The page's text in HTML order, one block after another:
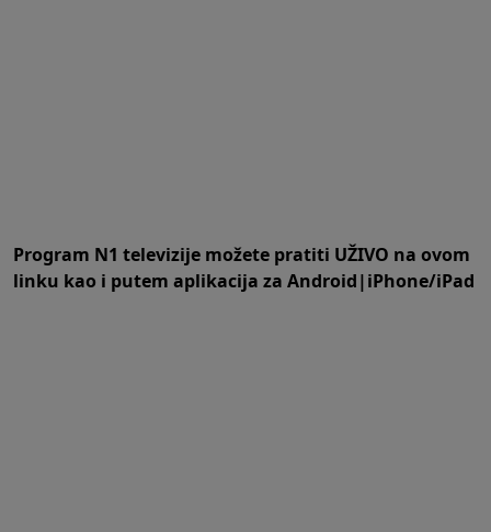
Program N1 televizije možete pratiti UŽIVO na ovom
linku kao i putem aplikacija za Android|iPhone/iPad